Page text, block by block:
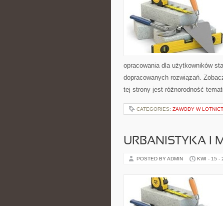
opracowania dla użytkowników
dopracowanych rozwiązań.
tej strony jest różnorodność
CATEGORIES: ZAWODY W
URBANISTYKA I
POSTED BY ADMIN KWI - 15 -